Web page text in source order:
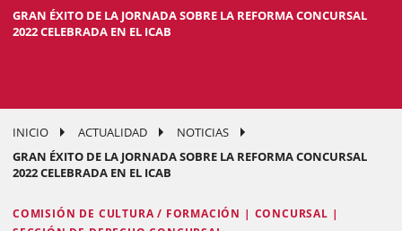
GRAN ÉXITO DE LA JORNADA SOBRE LA REFORMA CONCURSAL
2022 CELEBRADA EN EL ICAB
INICIO ACTUALIDAD
NOTICIAS
GRAN ÉXITO DE LA JORNADA SOBRE LA REFORMA CONCURSAL
2022 CELEBRADA EN EL ICAB
COMISIÓN DE CULTURA / FORMACIÓN | CONCURSAL |